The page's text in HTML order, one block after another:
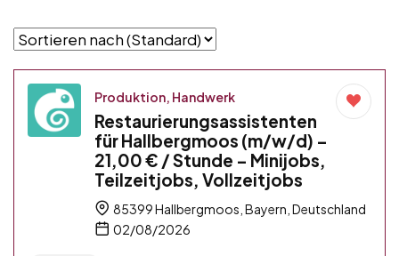
Produktion, Handwerk
Restaurierungsassistenten
für Hallbergmoos (m/w/d) –
21,00 € / Stunde – Minijobs,
Teilzeitjobs, Vollzeitjobs
85399 Hallbergmoos, Bayern, Deutschland
02/08/2026